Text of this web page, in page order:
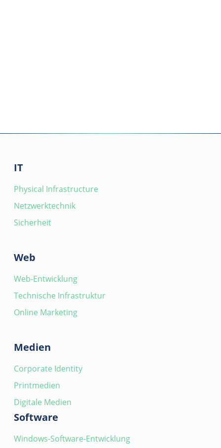
IT
Physical Infrastructure
Netzwerktechnik
Sicherheit
Web
Web-Entwicklung
Technische Infrastruktur
Online Marketing
Medien
Corporate Identity
Printmedien
Digitale Medien
Software
Windows-Software-Entwicklung